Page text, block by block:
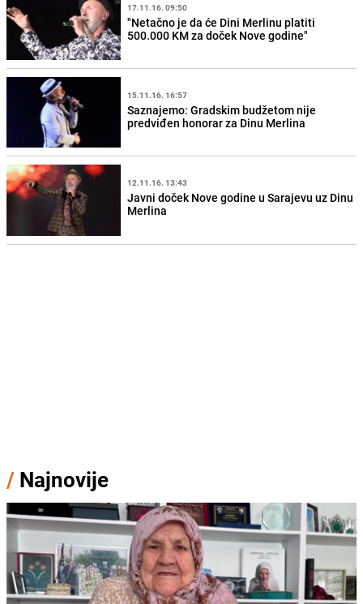
17.11.16. 09:50
"Netačno je da će Dini Merlinu platiti
500.000 KM za doček Nove godine"
15.11.16. 16:57
Saznajemo: Gradskim budžetom nije
predviđen honorar za Dinu Merlina
12.11.16. 13:43
Javni doček Nove godine u Sarajevu uz Dinu
Merlina
/ Najnovije